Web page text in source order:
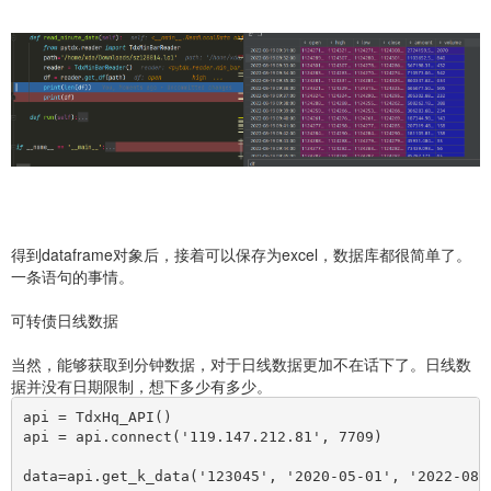
得到dataframe对象后，接着可以保存为excel，数据库都很简单了。
一条语句的事情。
可转债日线数据
当然，能够获取到分钟数据，对于日线数据更加不在话下了。日线数
据并没有日期限制，想下多少有多少。
api = TdxHq_API()
api = api.connect('119.147.212.81', 7709)
data=api.get_k_data('123045', '2020-05-01', '2022-08-26')